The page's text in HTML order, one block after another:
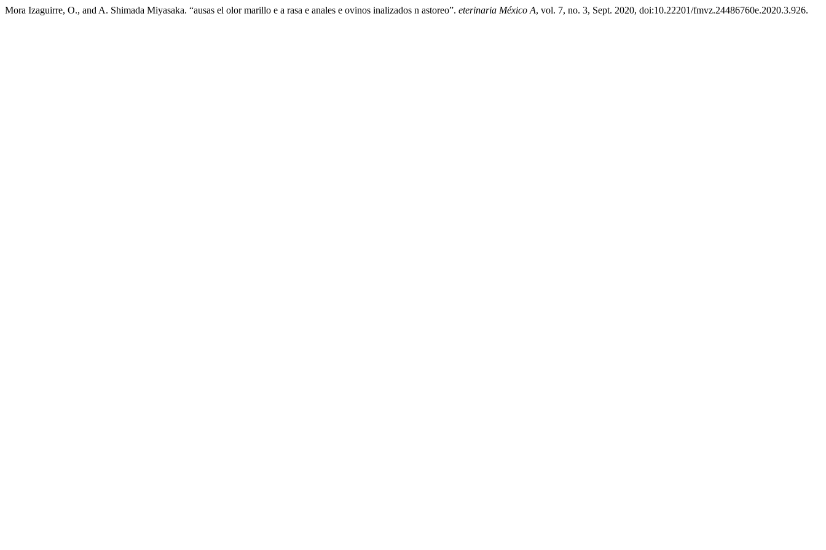
Mora Izaguirre, O., and A. Shimada Miyasaka. “ausas el olor marillo e a rasa e anales e ovinos inalizados n astoreo”. eterinaria México A, vol. 7, no. 3, Sept. 2020, doi:10.22201/fmvz.24486760e.2020.3.926.